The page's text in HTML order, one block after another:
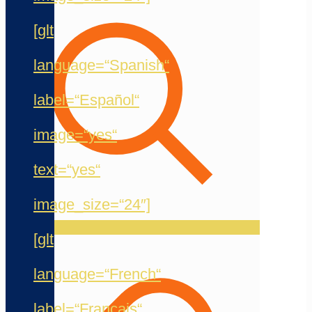
[glt
language=“Spanish“
label=“Español“
image=“yes“
text=“yes“
image_size=“24″]
[glt
language=“French“